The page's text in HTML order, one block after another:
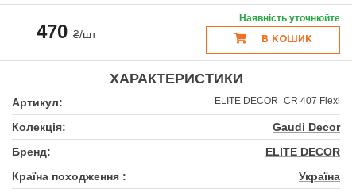
470₴/шт
Наявність уточнюйте
В КОШИК
ХАРАКТЕРИСТИКИ
Артикул: ELITE DECOR_CR 407 Flexi
Колекція:
Gaudi Decor
Бренд:
ELITE DECOR
Країна походження :
Україна